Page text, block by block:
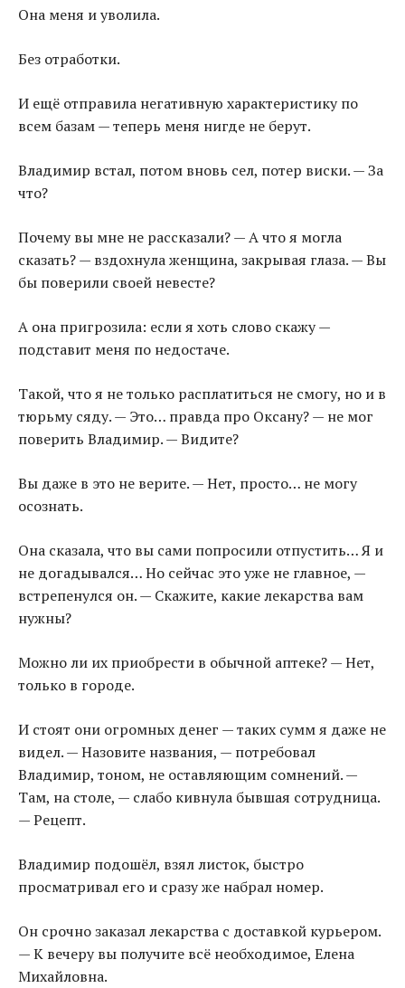
Она меня и уволила.
Без отработки.
И ещё отправила негативную характеристику по
всем базам — теперь меня нигде не берут.
Владимир встал, потом вновь сел, потер виски. — За
что?
Почему вы мне не рассказали? — А что я могла
сказать? — вздохнула женщина, закрывая глаза. — Вы
бы поверили своей невесте?
А она пригрозила: если я хоть слово скажу —
подставит меня по недостаче.
Такой, что я не только расплатиться не смогу, но и в
тюрьму сяду. — Это… правда про Оксану? — не мог
поверить Владимир. — Видите?
Вы даже в это не верите. — Нет, просто… не могу
осознать.
Она сказала, что вы сами попросили отпустить… Я и
не догадывался… Но сейчас это уже не главное, —
встрепенулся он. — Скажите, какие лекарства вам
нужны?
Можно ли их приобрести в обычной аптеке? — Нет,
только в городе.
И стоят они огромных денег — таких сумм я даже не
видел. — Назовите названия, — потребовал
Владимир, тоном, не оставляющим сомнений. —
Там, на столе, — слабо кивнула бывшая сотрудница.
— Рецепт.
Владимир подошёл, взял листок, быстро
просматривал его и сразу же набрал номер.
Он срочно заказал лекарства с доставкой курьером.
— К вечеру вы получите всё необходимое, Елена
Михайловна.